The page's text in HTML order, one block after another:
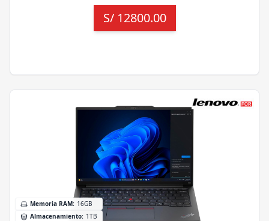
S/ 12800.00
Memoria RAM: 16GB
Almacenamiento: 1TB